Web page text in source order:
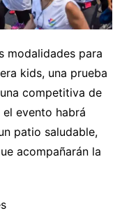
modalidades para
kids, una prueba
competitiva de
evento habrá
patio saludable,
acompañarán la